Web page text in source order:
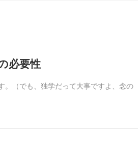
必要性
。（でも、独学だって大事ですよ、念の